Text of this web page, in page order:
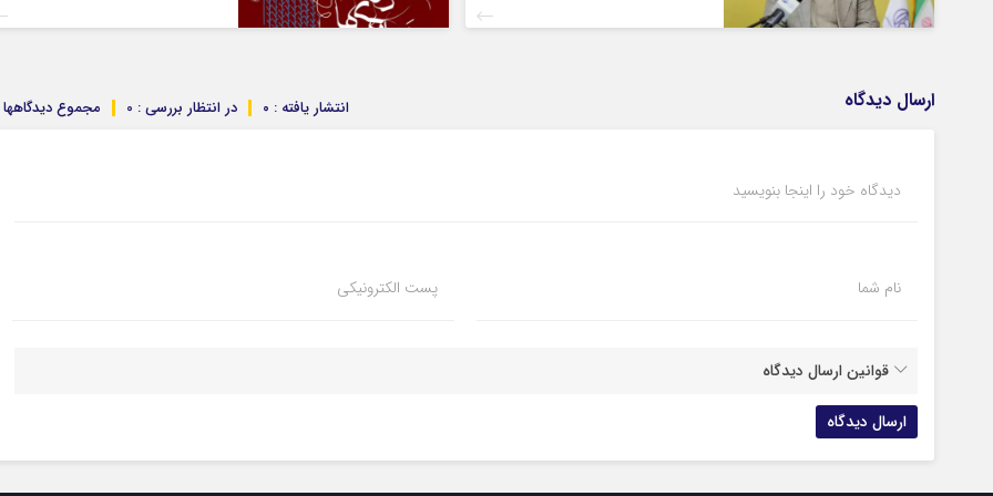
ارسال دیدگاه مجموع دیدگاهها در انتظار بررسی : 0 انتشار یافته : ۰
دیدگاه خود را اینجا بنویسید
نام شما پست الکترونیکی
قوانین ارسال دیدگاه